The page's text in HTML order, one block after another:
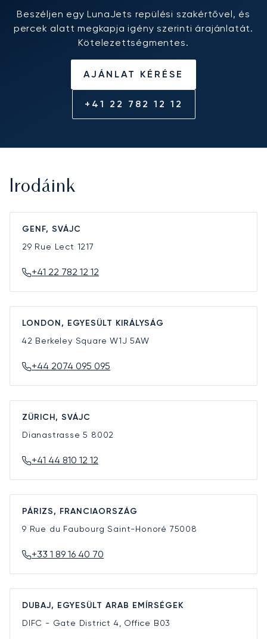
Beszéljen egy LunaJets repülési szakértővel, és
percek alatt megkapja igény szerinti árajánlatát.
Kötelezettségmentes.
AJÁNLAT KÉRÉSE
+41 22 782 12 12
Irodáink
GENF, SVÁJC
29 Rue Lect 1217
+41 22 782 12 12
LONDON, EGYESÜLT KIRÁLYSÁG
42 Berkeley SquareW1J 5AW
+44 2074 095 095
ZÜRICH, SVÁJC
Dianastrasse 5 8002
+41 44 810 12 12
PÁRIZS, FRANCIAORSZÁG
9 Rue du Faubourg Saint-Honoré 75008
+33 1 89 16 40 70
DUBAJ, EGYESÜLT ARAB EMÍRSÉGEK
DIFC - Gate District 4, Office B03